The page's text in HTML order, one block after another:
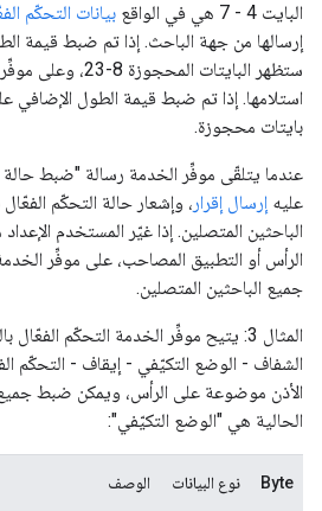
البايت 4 - 7 هي في الواقع بيانات التحكّم
ستظهر البايتات
بايتات محجوزة.
عندما يتلقّى موفِّر الخدمة رسالة "ضبط حالة
عليه إرسال إقرار ، وإشعار حالة التحكّم
الباحثين المتصلين. إذا غيّر المستخدم
الرأس أو التطبيق المصاحب، على موفِّر
جميع الباحثين المتصلين.
المثال 3: يتيح موفِّر الخدمة التحكّم
الشفاف - الوضع التكيّفي - إيقاف - التحكّم
الأذن موضوعة على الرأس، ويمكن ضبط جميع
الحالية هي "الوضع التكيّفي":
Byte نوع البيانات الوصف